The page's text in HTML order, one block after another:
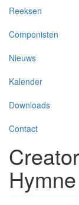
Reeksen
Componisten
Nieuws
Kalender
Downloads
Contact